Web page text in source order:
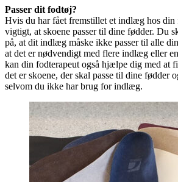
Passer dit fodtøj?
Hvis du har fået fremstillet et indlæg hos din
vigtigt, at skoene passer til dine fødder. Du
på, at dit indlæg måske ikke passer til alle
at det er nødvendigt med flere indlæg eller
kan din fodterapeut også hjælpe dig med at
det er skoene, der skal passe til dine fødder
selvom du ikke har brug for indlæg.